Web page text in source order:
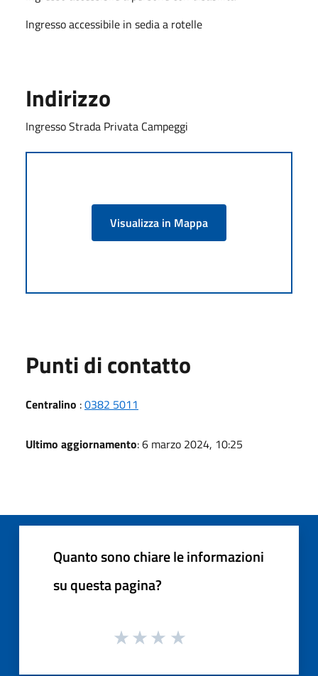
Ingresso accessibile in sedia a rotelle
Indirizzo
Ingresso Strada Privata Campeggi
Visualizza in Mappa
Punti di contatto
Centralino :0382 5011
Ultimo aggiornamento: 6 marzo 2024, 10:25
Quanto sono chiare le informazioni
su questa pagina?